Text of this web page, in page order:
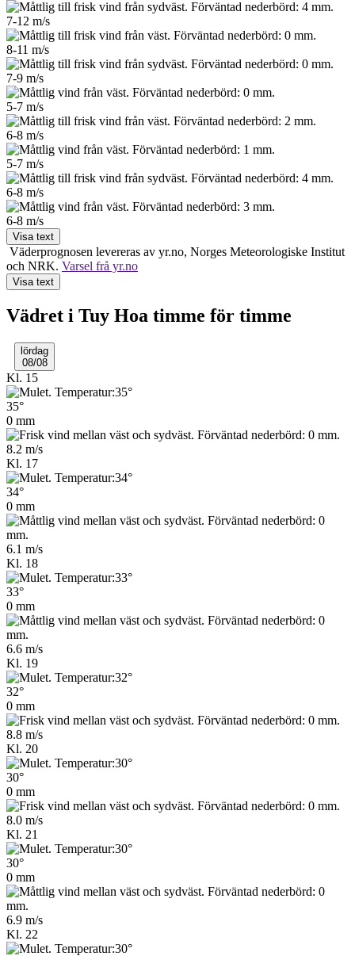
7-12 m/s
8-11 m/s
7-9 m/s
5-7 m/s
6-8 m/s
5-7 m/s
6-8 m/s
6-8 m/s
Visa text
Väderprognosen levereras av yr.no, Norges Meteo­rologiske Institut
och NRK. Varsel frå yr.no
Visa text
Vädret i Tuy Hoa timme för timme
lördag
08/08
Kl. 15
35°
0 mm
8.2 m/s
Kl. 17
34°
0 mm
6.1 m/s
Kl. 18
33°
0 mm
6.6 m/s
Kl. 19
32°
0 mm
8.8 m/s
Kl. 20
30°
0 mm
8.0 m/s
Kl. 21
30°
0 mm
6.9 m/s
Kl. 22